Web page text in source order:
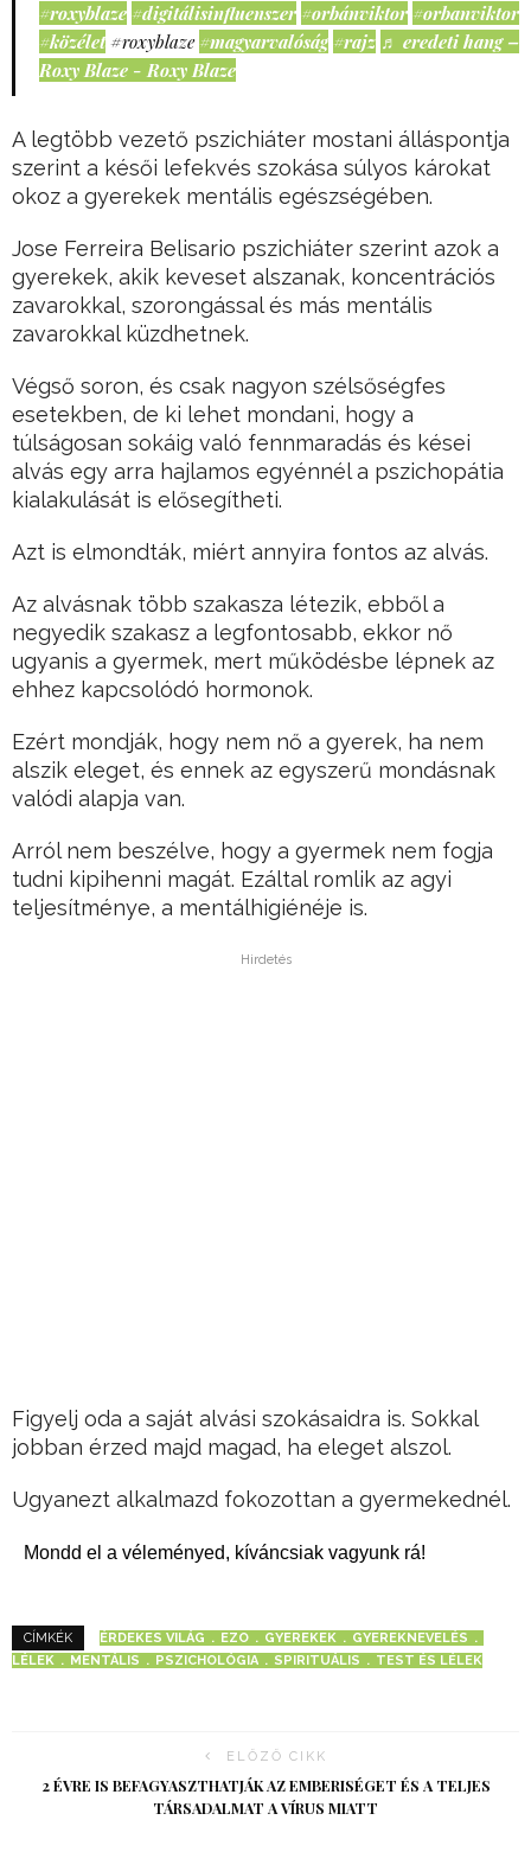
#roxyblaze #digitálisinfluenszer #orbánviktor #orbanviktor
#közélet #roxyblaze #magyarvalóság #rajz ♬ eredeti hang –
Roxy Blaze - Roxy Blaze
A legtöbb vezető pszichiáter mostani álláspontja
szerint a késői lefekvés szokása súlyos károkat
okoz a gyerekek mentális egészségében.
Jose Ferreira Belisario pszichiáter szerint azok a
gyerekek, akik keveset alszanak, koncentrációs
zavarokkal, szorongással és más mentális
zavarokkal küzdhetnek.
Végső soron, és csak nagyon szélsőségfes
esetekben, de ki lehet mondani, hogy a
túlságosan sokáig való fennmaradás és kései
alvás egy arra hajlamos egyénnél a pszichopátia
kialakulását is elősegítheti.
Azt is elmondták, miért annyira fontos az alvás.
Az alvásnak több szakasza létezik, ebből a
negyedik szakasz a legfontosabb, ekkor nő
ugyanis a gyermek, mert működésbe lépnek az
ehhez kapcsolódó hormonok.
Ezért mondják, hogy nem nő a gyerek, ha nem
alszik eleget, és ennek az egyszerű mondásnak
valódi alapja van.
Arról nem beszélve, hogy a gyermek nem fogja
tudni kipihenni magát. Ezáltal romlik az agyi
teljesítménye, a mentálhigiénéje is.
Hirdetés
Figyelj oda a saját alvási szokásaidra is. Sokkal
jobban érzed majd magad, ha eleget alszol.
Ugyanezt alkalmazd fokozottan a gyermekednél.
Mondd el a véleményed, kíváncsiak vagyunk rá!
CÍMKÉK ÉRDEKES VILÁG EZO GYEREKEK
GYEREKNEVELÉS
LÉLEK
MENTÁLIS PSZICHOLÓGIA SPIRITUÁLIS TEST ÉS LÉLEK
ELŐZŐ CIKK
2 ÉVRE IS BEFAGYASZTHATJÁK AZ EMBERISÉGET ÉS A TELJES
TÁRSADALMAT A VÍRUS MIATT